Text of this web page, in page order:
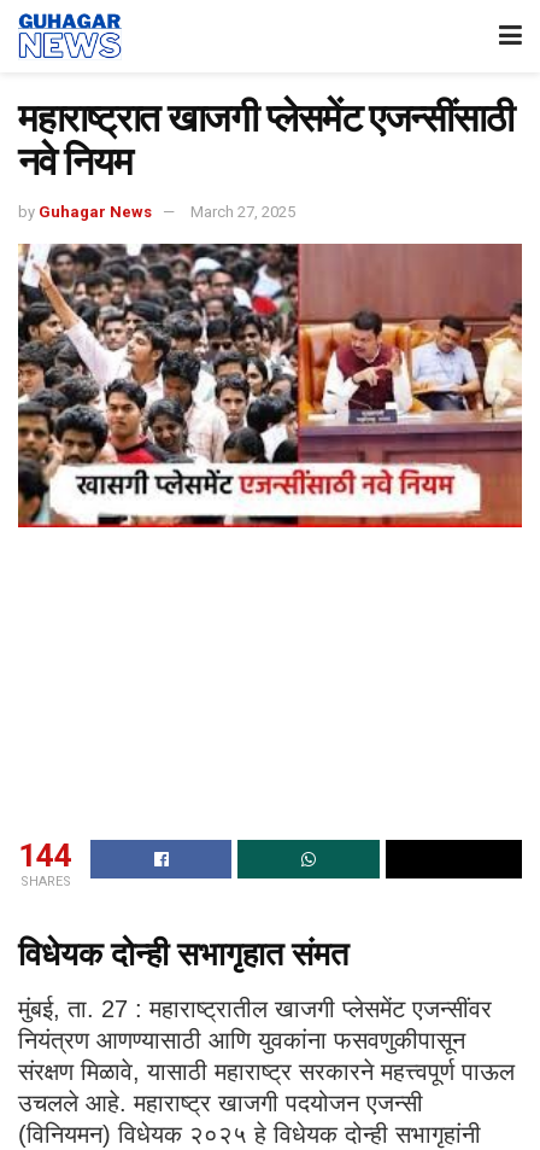
महाराष्ट्रात खाजगी प्लेसमेंट एजन्सींसाठी
नवे नियम
by Guhagar News March 27, 2025
144
SHARES
विधेयक दोन्ही सभागृहात संमत
मुंबई, ता. 27 : महाराष्ट्रातील खाजगी प्लेसमेंट एजन्सींवर
नियंत्रण आणण्यासाठी आणि युवकांना फसवणुकीपासून
संरक्षण मिळावे, यासाठी महाराष्ट्र सरकारने महत्त्वपूर्ण पाऊल
उचलले आहे. महाराष्ट्र खाजगी पदयोजन एजन्सी
(विनियमन) विधेयक २०२५ हे विधेयक दोन्ही सभागृहांनी